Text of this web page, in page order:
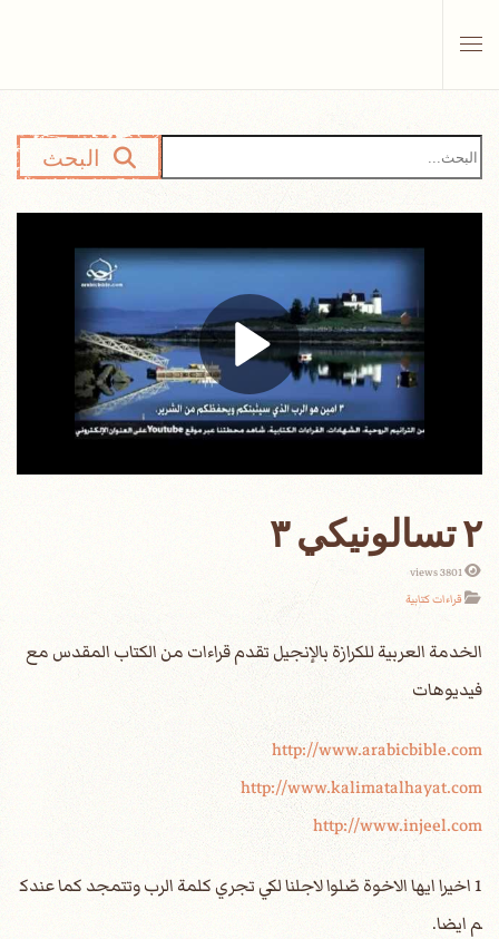
البحث
٢ تسالونيكي ٣
3801 views
قراءات كتابية
الخدمة العربية للكرازة بالإنجيل تقدم قراءات من الكتاب المقدس مع
فيديوهات
http://www.arabicbible.com
http://www.kalimatalhayat.com
http://www.injeel.com
1 اخيرا ايها الاخوة صّلوا لاجلنا لكي تجري كلمة الرب وتتمجد كما عندك
م ايضا.